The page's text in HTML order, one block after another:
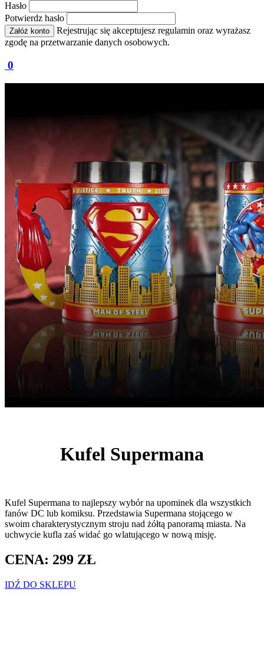
Hasło
Potwierdz hasło
Załóż konto
Rejestrując się akceptujesz regulamin oraz wyrażasz
zgodę na przetwarzanie danych osobowych.
0
Kufel Supermana
Kufel Supermana to najlepszy wybór na upominek dla wszystkich
fanów DC lub komiksu. Przedstawia Supermana stojącego w
swoim charakterystycznym stroju nad żółtą panoramą miasta. Na
uchwycie kufla zaś widać go wlatującego w nową misję.
CENA: 299 ZŁ
IDŹ DO SKLEPU